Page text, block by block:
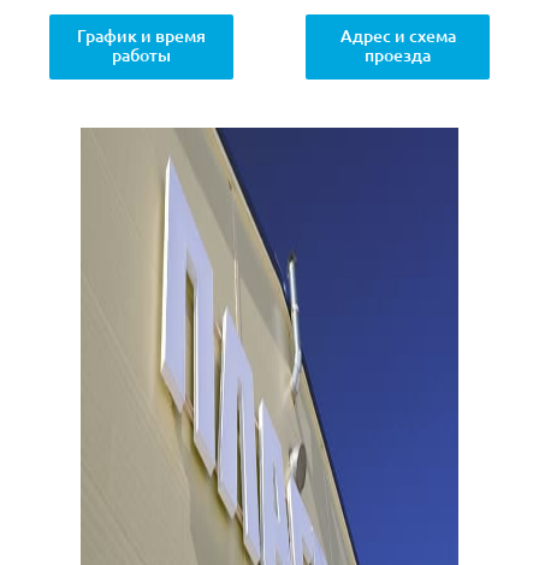
График и время
работы
Адрес и схема
проезда